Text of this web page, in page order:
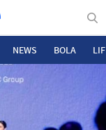
NEWS BOLA